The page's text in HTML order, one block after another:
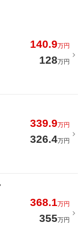
140.9万円
128万円
339.9万円
326.4万円
368.1万円
355万円